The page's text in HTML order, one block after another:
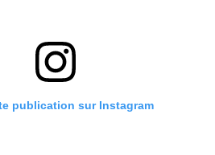
publication sur Instagram